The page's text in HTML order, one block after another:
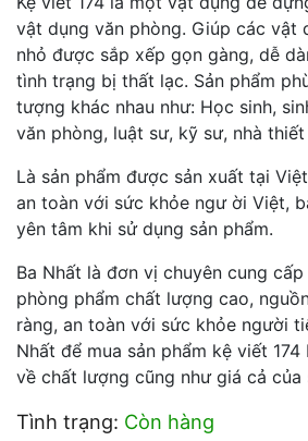
vật dụng văn phòng. Giúp các vật
nhỏ được sắp xếp gọn gàng, dễ
tình trạng bị thất lạc. Sản phẩm
tượng khác nhau như: Học sinh,
văn phòng, luật sư, kỹ sư, nhà
Là sản phẩm được sản xuất tại
an toàn với sức khỏe ngư ời Việt,
yên tâm khi sử dụng sản phẩm.
Ba Nhất là đơn vị chuyên cung
phòng phẩm chất lượng cao,
ràng, an toàn với sức khỏe người
Nhất để mua sản phẩm kệ viết 174
về chất lượng cũng như giá cả của
Tình trạng: Còn hàng